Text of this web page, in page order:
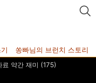
쏭빠님의 브런치 스토리
료 약간 재미 (175)